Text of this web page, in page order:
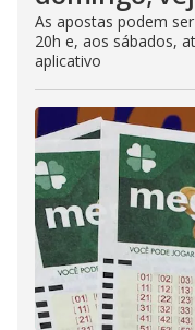
As apostas podem
20h e, aos sábados,
aplicativo